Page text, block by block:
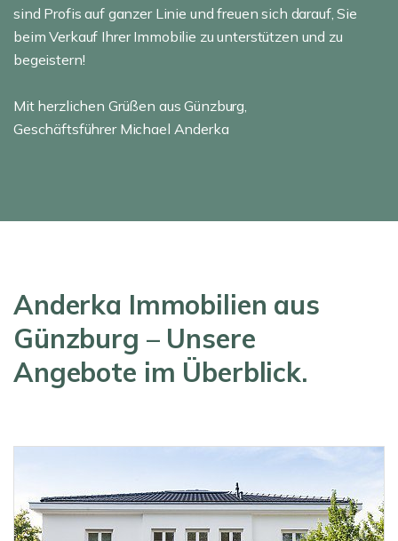
sind Profis auf ganzer Linie und freuen sich darauf, Sie
beim Verkauf Ihrer Immobilie zu unterstützen und zu
begeistern!
Mit herzlichen Grüßen aus Günzburg,
Geschäftsführer Michael Anderka
Anderka Immobilien aus
Günzburg – Unsere
Angebote im Überblick.